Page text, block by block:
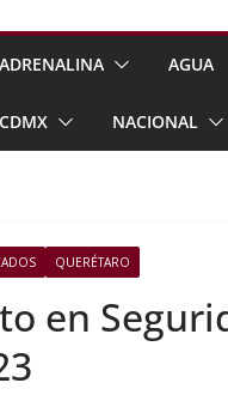
y Perú
ADRENALINA AGUA
CDMX NACIONAL
QUERÉTARO
en